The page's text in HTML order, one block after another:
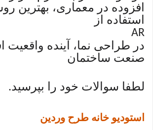
افزوده در معماری، بهترین
استفاده از
AR
در طراحی نما، آینده واقعیت
صنعت ساختمان
لطفا سوالات خود را بپرسید.
استودیو خانه طرح وردین